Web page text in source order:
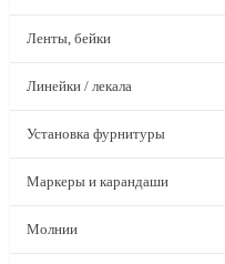
Ленты, бейки
Линейки / лекала
Установка фурнитуры
Маркеры и карандаши
Молнии